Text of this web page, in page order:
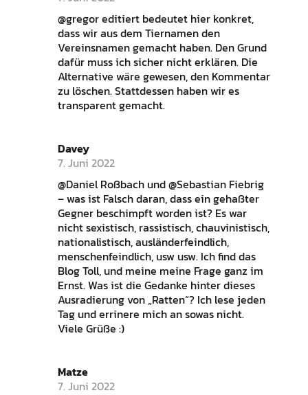
@gregor editiert bedeutet hier konkret,
dass wir aus dem Tiernamen den
Vereinsnamen gemacht haben. Den Grund
dafür muss ich sicher nicht erklären. Die
Alternative wäre gewesen, den Kommentar
zu löschen. Stattdessen haben wir es
transparent gemacht.
Davey
7. Juni 2022
@Daniel Roßbach und @Sebastian Fiebrig
– was ist Falsch daran, dass ein gehaßter
Gegner beschimpft worden ist? Es war
nicht sexistisch, rassistisch, chauvinistisch,
nationalistisch, ausländerfeindlich,
menschenfeindlich, usw usw. Ich find das
Blog Toll, und meine meine Frage ganz im
Ernst. Was ist die Gedanke hinter dieses
Ausradierung von „Ratten“? Ich lese jeden
Tag und errinere mich an sowas nicht.
Viele Grüße :)
Matze
7. Juni 2022